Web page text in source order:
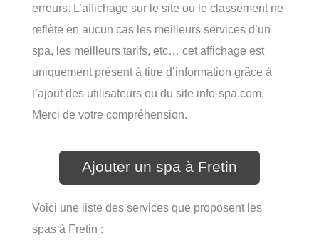
erreurs. L’affichage sur le site ou le classement ne
reflète en aucun cas les meilleurs services d’un
spa, les meilleurs tarifs, etc… cet affichage est
uniquement présent à titre d’information grâce à
l’ajout des utilisateurs ou du site info-spa.com.
Merci de votre compréhension.
Ajouter un spa à Fretin
Voici une liste des services que proposent les
spas à Fretin :